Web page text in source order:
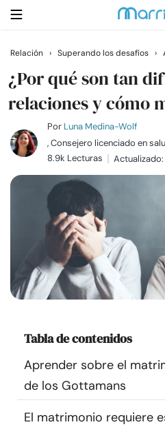
Buscar
Casarse
Relaciones
Familia
Cursos
Comunidad
Encuentra un terapeuta
Relación › Superando los desafíos ›
¿Por qué son tan
relaciones y cómo
Por Luna Medina-Wolf
, Consejero licenciado en
8.9k Lecturas
Tabla de contenidos
Aprender sobre el
de los Gottamans
El matrimonio requiere